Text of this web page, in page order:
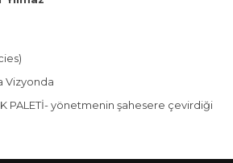
Vizyonda
PALETİ- yönetmenin şahesere çevirdiği